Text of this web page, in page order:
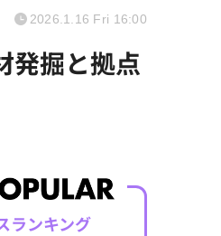
発掘と拠点
2026.1.16 Fri 16:00
ランキング